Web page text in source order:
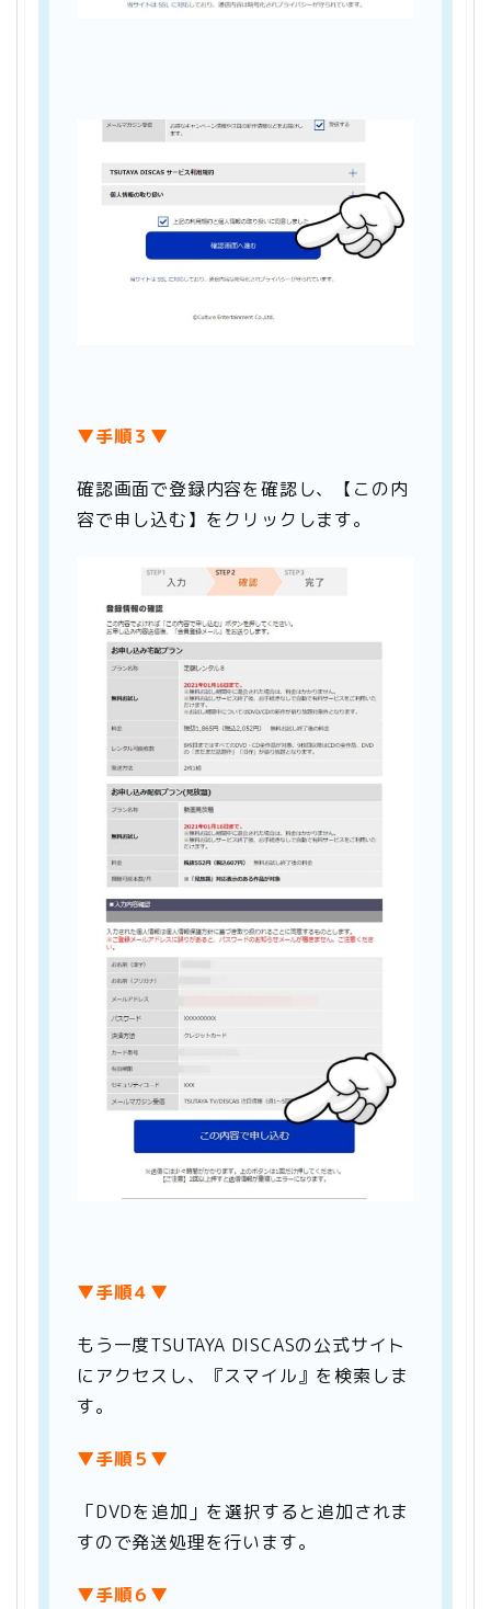
▼手順３▼
確認画面で登録内容を確認し、【この内
容で申し込む】をクリックします。
▼手順４ ▼
もう一度TSUTAYA DISCASの公式サイト
にアクセスし、『スマイル』を検索しま
す。
▼手順５▼
「DVDを追加」を選択すると追加されま
すので発送処理を行います。
▼手順６▼